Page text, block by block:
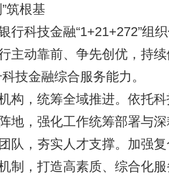
根基
科技金融“1+21+272”组
主动靠前、争先创优，持
技金融综合服务能力。
，统筹全域推进。依托科
地，强化工作统筹部署与
，夯实人才支撑。加强复
制，打造高素质、综合化